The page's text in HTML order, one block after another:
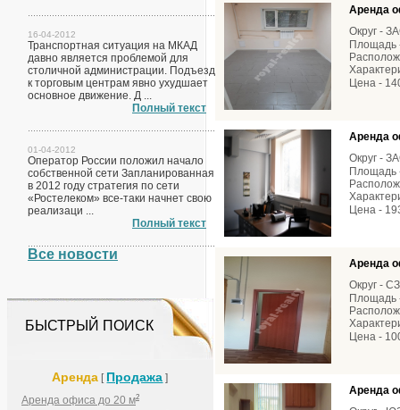
16-04-2012
Транспортная ситуация на МКАД
давно является проблемой для
столичной администрации. Подъезд
к торговым центрам явно ухудшает
основное движение. Д ...
Полный текст
01-04-2012
Оператор России положил начало
собственной сети Запланированная
в 2012 году стратегия по сети
«Ростелеком» все-таки начнет свою
реализаци ...
Полный текст
Все новости
БЫСТРЫЙ ПОИСК
Аренда [ Продажа ]
Аренда офиса до 20 м2
Аренда
Округ -
Площадь
Цена -
Аренда
Округ -
Площадь
Цена -
Аренда
Округ -
Площадь
Цена -
Аренда